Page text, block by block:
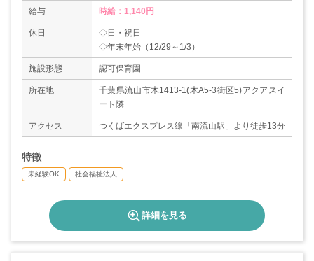
給与 時給：1,140円
休日
◇日・祝日
施設形態 認可保育園
所在地
千葉県流山市木1413-1(木A5-3街区5)アクアスイ
ート隣
アクセス つくばエクスプレス線「南流山駅」より徒歩13分
特徴
未経験OK 社会福祉法人
詳細を見る